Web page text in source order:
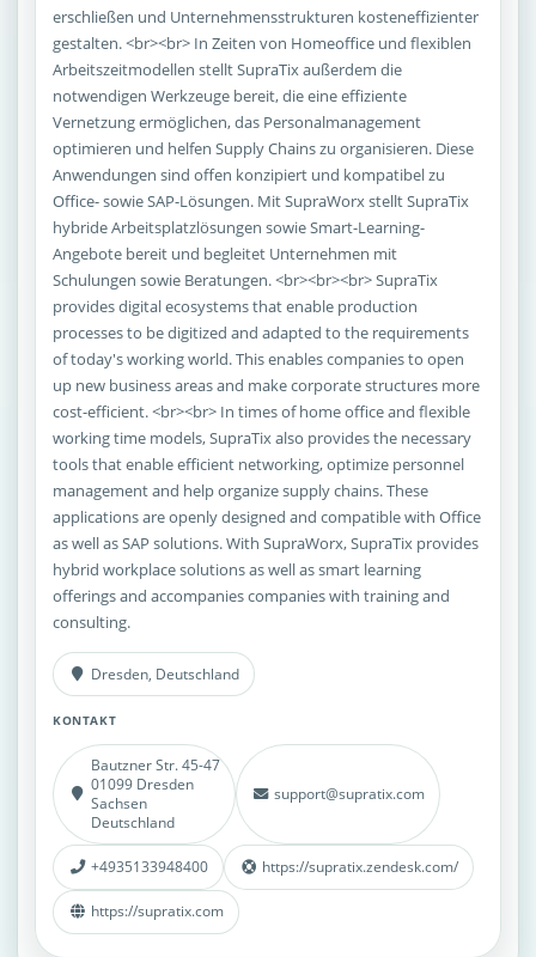
erschließen und Unternehmensstrukturen kosteneffizienter
gestalten. <br><br> In Zeiten von Homeoffice und flexiblen
Arbeitszeitmodellen stellt SupraTix außerdem die
notwendigen Werkzeuge bereit, die eine effiziente
Vernetzung ermöglichen, das Personalmanagement
optimieren und helfen Supply Chains zu organisieren. Diese
Anwendungen sind offen konzipiert und kompatibel zu
Office- sowie SAP-Lösungen. Mit SupraWorx stellt SupraTix
hybride Arbeitsplatzlösungen sowie Smart-Learning-
Angebote bereit und begleitet Unternehmen mit
Schulungen sowie Beratungen. <br><br><br> SupraTix
provides digital ecosystems that enable production
processes to be digitized and adapted to the requirements
of today's working world. This enables companies to open
up new business areas and make corporate structures more
cost-efficient. <br><br> In times of home office and flexible
working time models, SupraTix also provides the necessary
tools that enable efficient networking, optimize personnel
management and help organize supply chains. These
applications are openly designed and compatible with Office
as well as SAP solutions. With SupraWorx, SupraTix provides
hybrid workplace solutions as well as smart learning
offerings and accompanies companies with training and
consulting.
Dresden, Deutschland
KONTAKT
Bautzner Str. 45-47
01099 Dresden
Sachsen
Deutschland
support@supratix.com
+4935133948400 https://supratix.zendesk.com/
https://supratix.com